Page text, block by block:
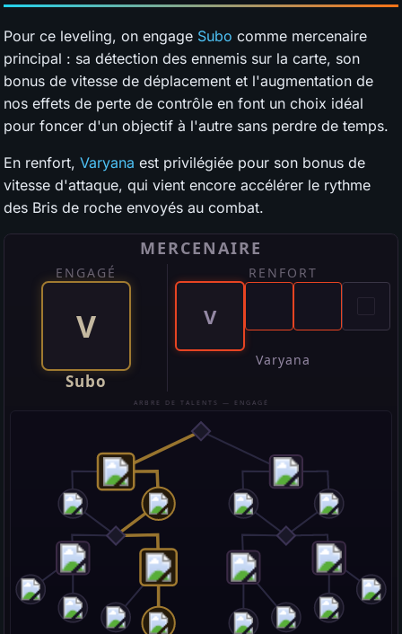
Pour ce leveling, on engage Subo comme mercenaire
principal : sa détection des ennemis sur la carte, son
bonus de vitesse de déplacement et l'augmentation de
nos effets de perte de contrôle en font un choix idéal
pour foncer d'un objectif à l'autre sans perdre de temps.
En renfort, Varyana est privilégiée pour son bonus de
vitesse d'attaque, qui vient encore accélérer le rythme
des Bris de roche envoyés au combat.